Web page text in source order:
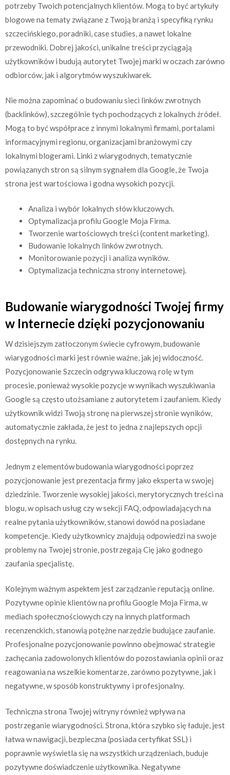
potrzeby Twoich potencjalnych klientów. Mogą to być artykuły
blogowe na tematy związane z Twoją branżą i specyfiką rynku
szczecińskiego, poradniki, case studies, a nawet lokalne
przewodniki. Dobrej jakości, unikalne treści przyciągają
użytkowników i budują autorytet Twojej marki w oczach zarówno
odbiorców, jak i algorytmów wyszukiwarek.
Nie można zapominać o budowaniu sieci linków zwrotnych
(backlinków), szczególnie tych pochodzących z lokalnych źródeł.
Mogą to być współprace z innymi lokalnymi firmami, portalami
informacyjnymi regionu, organizacjami branżowymi czy
lokalnymi blogerami. Linki z wiarygodnych, tematycznie
powiązanych stron są silnym sygnałem dla Google, że Twoja
strona jest wartościowa i godna wysokich pozycji.
Analiza i wybór lokalnych słów kluczowych.
Optymalizacja profilu Google Moja Firma.
Tworzenie wartościowych treści (content marketing).
Budowanie lokalnych linków zwrotnych.
Monitorowanie pozycji i analiza wyników.
Optymalizacja techniczna strony internetowej.
Budowanie wiarygodności Twojej firmy
w Internecie dzięki pozycjonowaniu
W dzisiejszym zatłoczonym świecie cyfrowym, budowanie
wiarygodności marki jest równie ważne, jak jej widoczność.
Pozycjonowanie Szczecin odgrywa kluczową rolę w tym
procesie, ponieważ wysokie pozycje w wynikach wyszukiwania
Google są często utożsamiane z autorytetem i zaufaniem. Kiedy
użytkownik widzi Twoją stronę na pierwszej stronie wyników,
automatycznie zakłada, że jest to jedna z najlepszych opcji
dostępnych na rynku.
Jednym z elementów budowania wiarygodności poprzez
pozycjonowanie jest prezentacja firmy jako eksperta w swojej
dziedzinie. Tworzenie wysokiej jakości, merytorycznych treści na
blogu, w opisach usług czy w sekcji FAQ, odpowiadających na
realne pytania użytkowników, stanowi dowód na posiadane
kompetencje. Kiedy użytkownicy znajdują odpowiedzi na swoje
problemy na Twojej stronie, postrzegają Cię jako godnego
zaufania specjalistę.
Kolejnym ważnym aspektem jest zarządzanie reputacją online.
Pozytywne opinie klientów na profilu Google Moja Firma, w
mediach społecznościowych czy na innych platformach
recenzenckich, stanowią potężne narzędzie budujące zaufanie.
Profesjonalne pozycjonowanie powinno obejmować strategie
zachęcania zadowolonych klientów do pozostawiania opinii oraz
reagowania na wszelkie komentarze, zarówno pozytywne, jak i
negatywne, w sposób konstruktywny i profesjonalny.
Techniczna strona Twojej witryny również wpływa na
postrzeganie wiarygodności. Strona, która szybko się ładuje, jest
łatwa w nawigacji, bezpieczna (posiada certyfikat SSL) i
poprawnie wyświetla się na wszystkich urządzeniach, buduje
pozytywne doświadczenie użytkownika. Negatywne